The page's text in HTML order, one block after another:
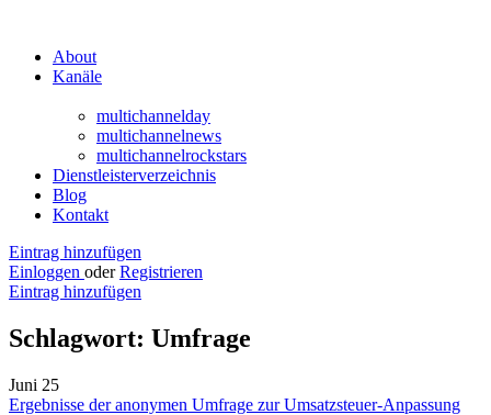
About
Kanäle
multichannelday
multichannelnews
multichannelrockstars
Dienstleisterverzeichnis
Blog
Kontakt
Eintrag hinzufügen
Einloggen oder Registrieren
Eintrag hinzufügen
Schlagwort: Umfrage
Juni 25
Ergebnisse der anonymen Umfrage zur Umsatzsteuer-Anpassung